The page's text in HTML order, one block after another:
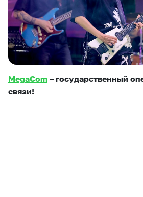
MegaCom – государственный
связи!